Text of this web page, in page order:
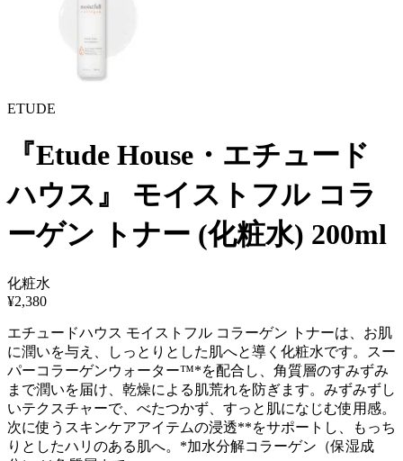
ETUDE
『Etude House・エチュード
ハウス』 モイストフル コラ
ーゲン トナー (化粧水) 200ml
化粧水
¥2,380
エチュードハウス モイストフル コラーゲン トナーは、お肌
に潤いを与え、しっとりとした肌へと導く化粧水です。スー
パーコラーゲンウォーター™*を配合し、角質層のすみずみ
まで潤いを届け、乾燥による肌荒れを防ぎます。みずみずし
いテクスチャーで、べたつかず、すっと肌になじむ使用感。
次に使うスキンケアアイテムの浸透**をサポートし、もっち
りとしたハリのある肌へ。*加水分解コラーゲン（保湿成